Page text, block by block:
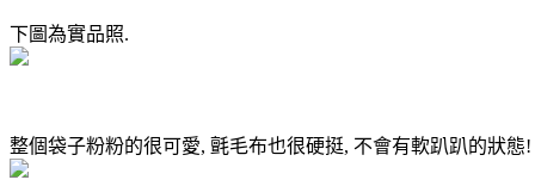
下圖為實品照.
整個袋子粉粉的很可愛, 氈毛布也很硬挺, 不會有軟趴趴的狀態!